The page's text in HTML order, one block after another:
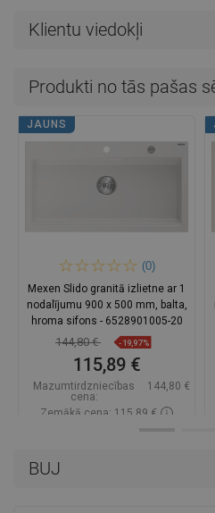
BUJ
Klientu viedokļi
Produkti no tās pašas
JAUNS
(0)
Mexen Slido granitā izlietne ar 1
nodalījumu 900 x 500 mm, balta,
hroma sifons - 6528901005-20
144,80 € -19,97%
115,89 €
Mazumtirdzniecības
cena:
144,80 €
Zemākā cena: 115,89 €